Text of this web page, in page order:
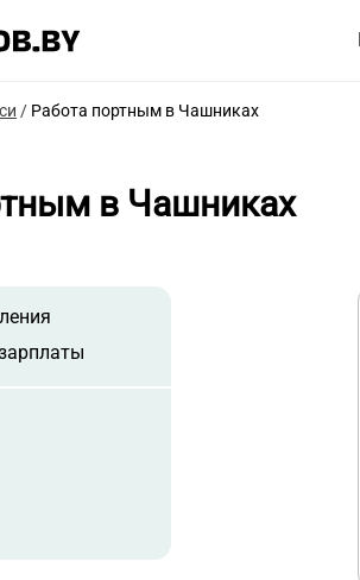
/ Работа портным в Чашниках
в Чашниках